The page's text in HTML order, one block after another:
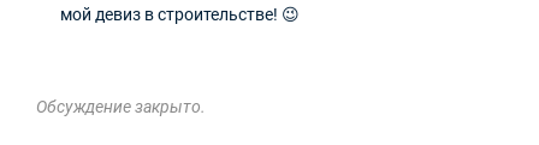
мой девиз в строительстве! 😉
Обсуждение закрыто.